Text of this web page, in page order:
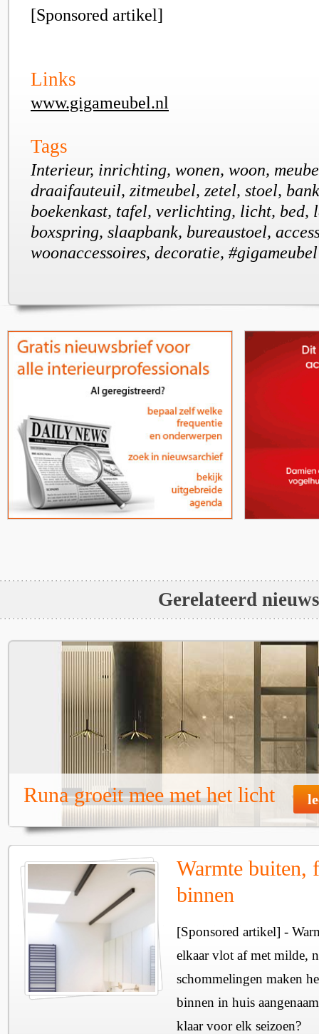
[Sponsored artikel]
Links
www.gigameubel.nl
Tags
Interieur, inrichting, wonen, woon,
draaifauteuil, zitmeubel, zetel, stoel,
boekenkast, tafel, verlichting, licht, bed,
boxspring, slaapbank, bureaustoel,
woonaccessoires, decoratie, #gigameubel
Gerelateerd nieuws
Runa groeit mee met het licht
Warmte buiten,
binnen
[Sponsored artikel] -
elkaar vlot af met milde,
schommelingen maken
binnen in huis
klaar voor elk seizoen?